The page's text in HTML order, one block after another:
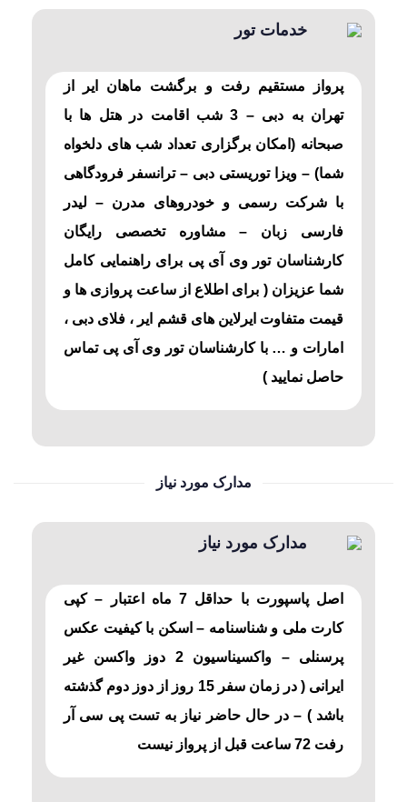
خدمات تور
پرواز مستقیم رفت و برگشت ماهان ایر از
تهران به دبی – 3 شب اقامت در هتل ها با
صبحانه (امکان برگزاری تعداد شب های دلخواه
شما) – ویزا توریستی دبی – ترانسفر فرودگاهی
با شرکت رسمی و خودروهای مدرن – لیدر
فارسی زبان – مشاوره تخصصی رایگان
کارشناسان تور وی آی پی برای راهنمایی کامل
شما عزیزان ( برای اطلاع از ساعت پروازی ها و
قیمت متفاوت ایرلاین های قشم ایر ، فلای دبی ،
امارات و … با کارشناسان تور وی آی پی تماس
حاصل نمایید )
مدارک مورد نیاز
مدارک مورد نیاز
اصل پاسپورت با حداقل 7 ماه اعتبار – کپی
کارت ملی و شناسنامه – اسکن با کیفیت عکس
پرسنلی – واکسیناسیون 2 دوز واکسن غیر
ایرانی ( در زمان سفر 15 روز از دوز دوم گذشته
باشد ) – در حال حاضر نیاز به تست پی سی آر
رفت 72 ساعت قبل از پرواز نیست